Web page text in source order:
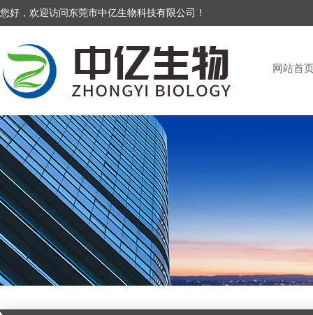
您好，欢迎访问东莞市中亿生物科技有限公司！
网站首